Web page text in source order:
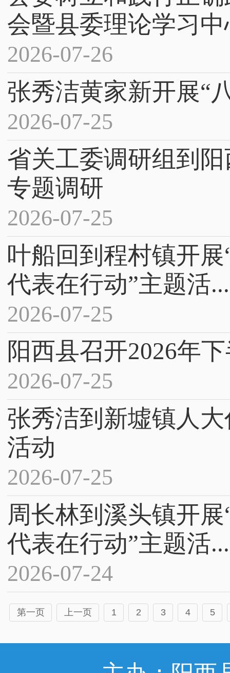
会暨县委理论学习中
2026-07-26
张秀洁黄家新开展“
2026-07-25
省关工委调研组到
专题调研
2026-07-25
叶船回到程村镇开
代表在行动”主题活...
2026-07-25
阳西县召开2026年
2026-07-25
张秀洁到新墟镇人
活动
2026-07-25
周长林到溪头镇开
代表在行动”主题活...
2026-07-24
第一页 上一页 1 2 3 4 5